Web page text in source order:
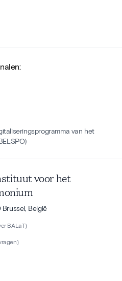
van het
voor het
België
BALaT)